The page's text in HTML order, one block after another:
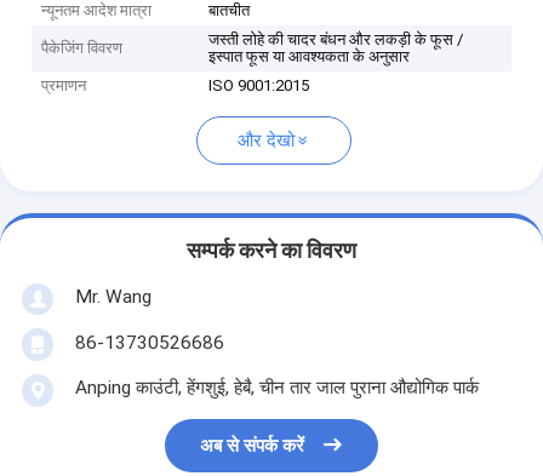
न्यूनतम आदेश मात्रा
बातचीत
पैकेजिंग विवरण
जस्ती लोहे की चादर बंधन और लकड़ी के फूस /
इस्पात फूस या आवश्यकता के अनुसार
प्रमाणन
ISO 9001:2015
और देखो
सम्पर्क करने का विवरण
Mr. Wang
86-13730526686
Anping काउंटी, हेंगशुई, हेबै, चीन तार जाल पुराना औद्योगिक पार्क
अब से संपर्क करें